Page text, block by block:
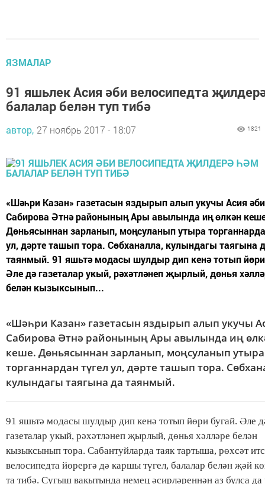
ЯЗМАЛАР
91 яшьлек Асия әби велосипедта
балалар белән туп тибә
автор, 27 ноябрь 2017 - 18:07 1821
«Шәһри Казан» газетасын яздырып алып укучы Асия әби
Сабирова Әтнә районының Ары авылында иң өлкән
Дөньясыннан зарланып, моңсуланып утыра
ул, дәрте ташып тора. Сөбханалла, кулындагы таягына
таянмый. 91 яшьтә модасы шулдыр дип кенә тотып йөри
Әле дә газеталар укый, рәхәтләнеп җырлый, дөнья
белән кызыксынып...
«Шәһри Казан» газетасын яздырып алып укучы
Сабирова Әтнә районының Ары авылында иң
кеше. Дөньясыннан зарланып, моңсуланып утыра
торганнардан түгел ул, дәрте ташып тора.
кулындагы таягына да таянмый.
91 яшьтә модасы шулдыр дип кенә тотып йөри бугай. Әле
газеталар укый, рәхәтләнеп җырлый, дөнья хәлләре белән
кызыксынып тора. Сабантуйларда таяк тартыша, рөхсәт
велосипедта йөрергә дә каршы түгел, балалар белән җәй
та тибә. Сугыш вакытында немец әсирләреннән аз булса да